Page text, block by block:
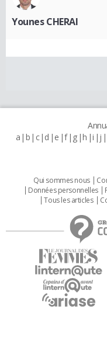
Younes CHERAI
a b c d e f g h i j
Qui sommes nous
Données personnelles
Tous les articles